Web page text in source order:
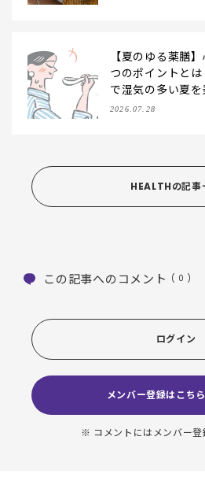
【夏のゆる薬膳
つのポイントと
で湿気の多い夏を
2026.07.28
HEALTHの記事
この記事へのコメント ( 0 )
ログイン
メンバー登録はこちら
※ コメントにはメンバー登